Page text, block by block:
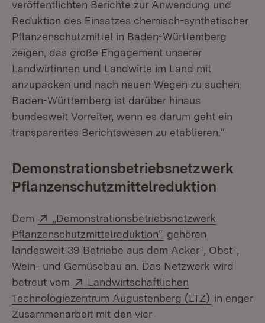
veröffentlichten Berichte zur Anwendung und
Reduktion des Einsatzes chemisch-synthetischer
Pflanzenschutzmittel in Baden-Württemberg
zeigen, das große Engagement unserer
Landwirtinnen und Landwirte im Land mit
anzupacken und nach neuen Wegen zu suchen.
Baden-Württemberg ist darüber hinaus
bundesweit Vorreiter, wenn es darum geht ein
transparentes Berichtswesen zu etablieren.“
Demonstrationsbetriebsnetzwerk
Pflanzenschutzmittelreduktion
Dem Extern:
„Demonstrationsbetriebsnetzwerk
Pflanzenschutzmittelreduktion“ (Öffnet in neuem
gehören
landesweit 39 Betriebe aus dem Acker-, Obst-,
Wein- und Gemüsebau an. Das Netzwerk wird
betreut vom
Extern:
Landwirtschaftlichen
Technologiezentrum Augustenberg (LTZ) (Öffnet in
in enger
Zusammenarbeit mit den vier